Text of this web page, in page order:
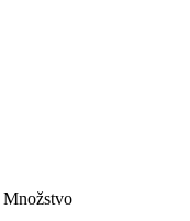
Množstvo